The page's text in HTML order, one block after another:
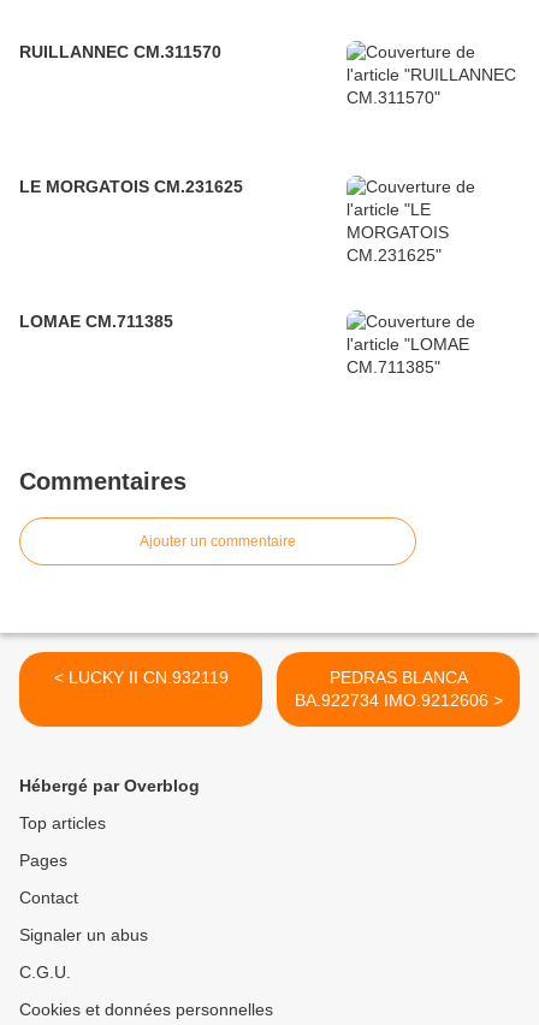
RUILLANNEC CM.311570
LE MORGATOIS CM.231625
LOMAE CM.711385
Commentaires
Ajouter un commentaire
< LUCKY II CN.932119
PEDRAS BLANCA
BA.922734 IMO.9212606 >
Hébergé par Overblog
Top articles
Pages
Contact
Signaler un abus
C.G.U.
Cookies et données personnelles